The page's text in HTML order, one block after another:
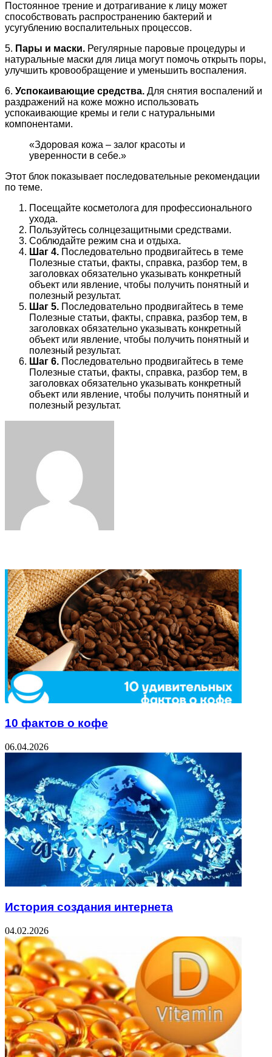
Постоянное трение и дотрагивание к лицу может
способствовать распространению бактерий и
усугублению воспалительных процессов.
5. Пары и маски. Регулярные паровые процедуры и
натуральные маски для лица могут помочь открыть поры,
улучшить кровообращение и уменьшить воспаления.
6. Успокаивающие средства. Для снятия воспалений и
раздражений на коже можно использовать
успокаивающие кремы и гели с натуральными
компонентами.
«Здоровая кожа – залог красоты и
уверенности в себе.»
Этот блок показывает последовательные рекомендации
по теме.
Посещайте косметолога для профессионального
ухода.
Пользуйтесь солнцезащитными средствами.
Соблюдайте режим сна и отдыха.
Шаг 4. Последовательно продвигайтесь в теме
Полезные статьи, факты, справка, разбор тем, в
заголовках обязательно указывать конкретный
объект или явление, чтобы получить понятный и
полезный результат.
Шаг 5. Последовательно продвигайтесь в теме
Полезные статьи, факты, справка, разбор тем, в
заголовках обязательно указывать конкретный
объект или явление, чтобы получить понятный и
полезный результат.
Шаг 6. Последовательно продвигайтесь в теме
Полезные статьи, факты, справка, разбор тем, в
заголовках обязательно указывать конкретный
объект или явление, чтобы получить понятный и
полезный результат.
10 фактов о кофе
06.04.2026
История создания интернета
04.02.2026